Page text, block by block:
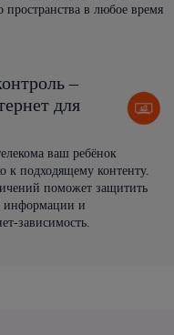
в любое время
–
для
ваш ребёнок
к подходящему контенту.
поможет защитить
информации и
зависимость.